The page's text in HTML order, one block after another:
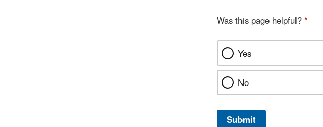
Was this page helpful? *
Yes
No
Submit